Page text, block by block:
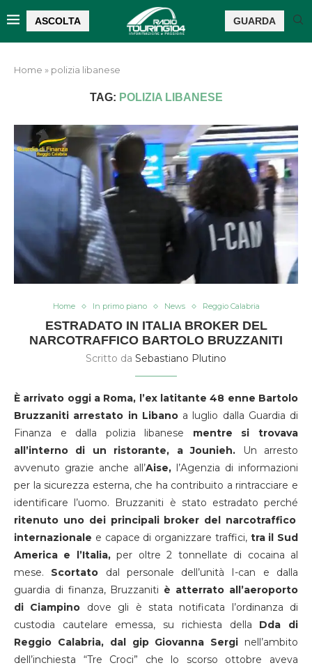
ASCOLTA GUARDA
Home » polizia libanese
TAG: POLIZIA LIBANESE
Home In primo piano News Reggio Calabria
ESTRADATO IN ITALIA BROKER DEL
NARCOTRAFFICO BARTOLO BRUZZANITI
Scritto da Sebastiano Plutino
È arrivato oggi a Roma, l’ex latitante 48 enne Bartolo
Bruzzaniti arrestato in Libanoa luglio dalla Guardia di
Finanza e dalla polizia libanese mentre si trovava
all’interno di un ristorante, a Jounieh. Un arresto
avvenuto grazie anche all’Aise, l’Agenzia di informazioni
per la sicurezza esterna, che ha contribuito a rintracciare e
identificare l’uomo. Bruzzaniti è stato estradato perché
ritenuto uno dei principali broker del narcotraffico
internazionale e capace di organizzare traffici, tra il Sud
America e l’Italia,per oltre 2 tonnellate di cocaina al
mese. Scortato dal personale dell’unità I-can e dalla
guardia di finanza, Bruzzaniti è atterrato all’aeroporto
di Ciampino dove gli è stata notificata l’ordinanza di
custodia cautelare emessa, su richiesta della Dda di
Reggio Calabria, dal gip Giovanna Sergi nell’ambito
dell’inchiesta “Tre Croci” che lo scorso ottobre aveva